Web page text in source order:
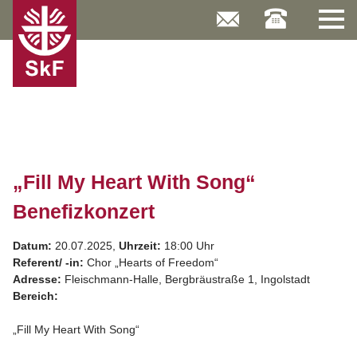
content
„Fill My Heart With Song“
Benefizkonzert
Datum: 20.07.2025, Uhrzeit: 18:00 Uhr
Referent/ -in: Chor „Hearts of Freedom“
Adresse: Fleischmann-Halle, Bergbräustraße 1, Ingolstadt
Bereich:
„Fill My Heart With Song“